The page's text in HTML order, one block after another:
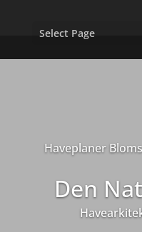
Select Page
Haveplaner
Den